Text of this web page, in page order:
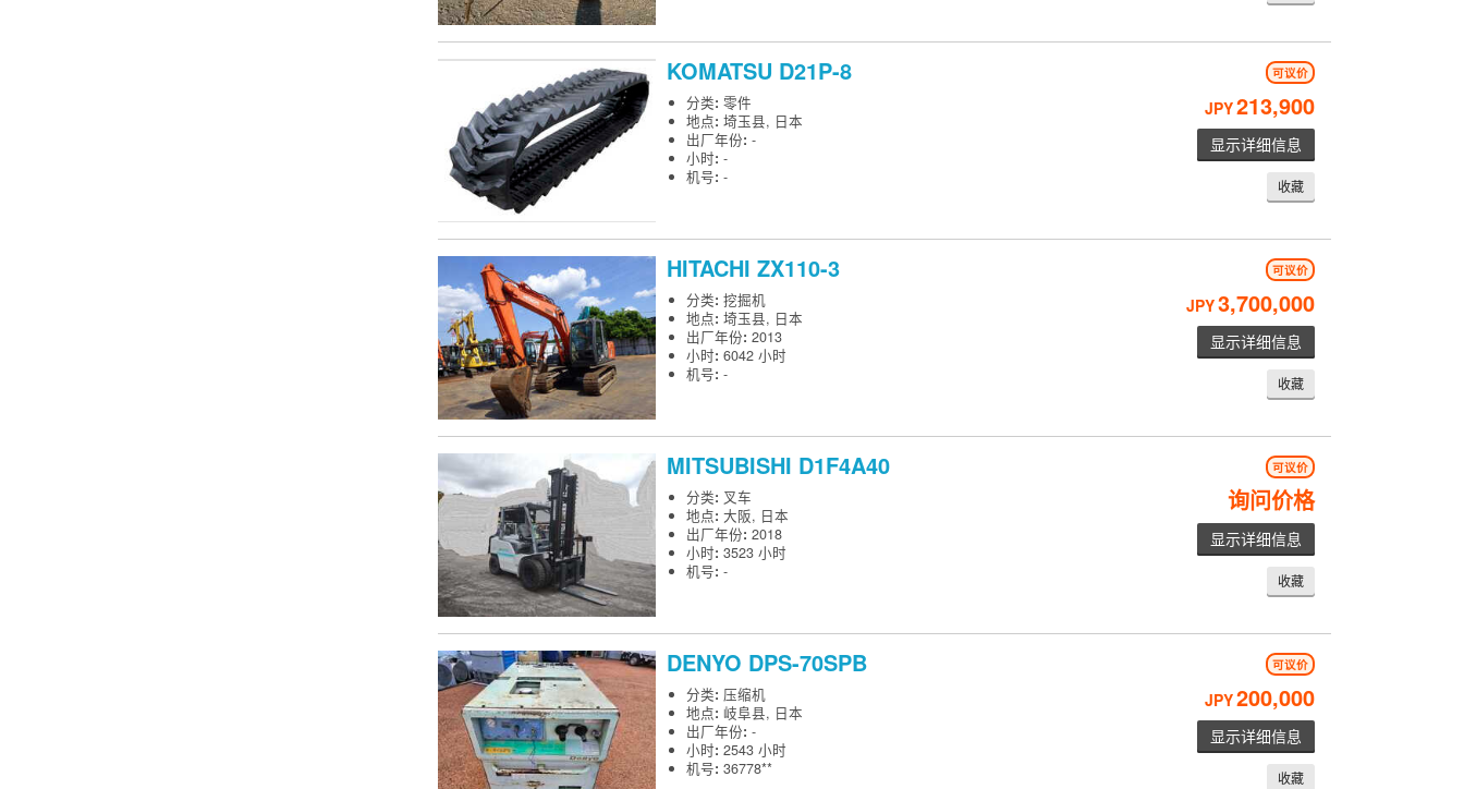
KOMATSU D21P-8 可议价
分类: 零件
地点: 埼玉县, 日本
出厂年份: -
小时: -
机号: -
JPY213,900
显示详细信息
收藏
HITACHI ZX110-3 可议价
分类: 挖掘机
地点: 埼玉县, 日本
出厂年份: 2013
小时: 6042 小时
机号: -
JPY3,700,000
显示详细信息
收藏
MITSUBISHI D1F4A40 可议价
分类: 叉车
地点: 大阪, 日本
出厂年份: 2018
小时: 3523 小时
机号: -
询问价格
显示详细信息
收藏
DENYO DPS-70SPB 可议价
分类: 压缩机
地点: 岐阜县, 日本
出厂年份: -
小时: 2543 小时
机号: 36778**
JPY200,000
显示详细信息
收藏